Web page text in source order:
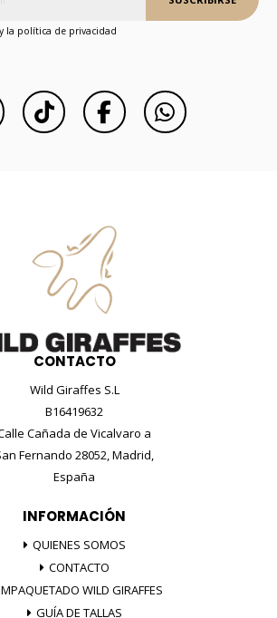
la política de privacidad
CONTACTO
Wild Giraffes S.L
B16419632
Cañada de Vicalvaro a
Fernando 28052, Madrid,
España
INFORMACIÓN
QUIENES SOMOS
CONTACTO
WILD GIRAFFES
GUÍA DE TALLAS